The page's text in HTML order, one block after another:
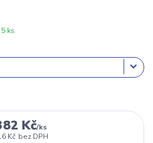
ks
Kč/ks
Kč bez DPH